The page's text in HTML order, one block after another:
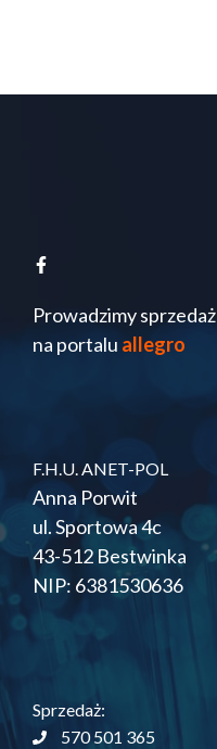
Prowadzimy sprzedaż
na portalu allegro
F.H.U. ANET-POL
Anna Porwit
ul. Sportowa 4c
43-512 Bestwinka
NIP: 6381530636
Sprzedaż:
570 501 365